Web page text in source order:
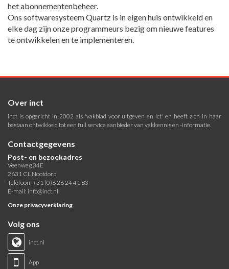
het abonnementenbeheer.
Ons softwaresysteem Quartz is in eigen huis ontwikkeld en
elke dag zijn onze programmeurs bezig om nieuwe features
te ontwikkelen en te implementeren.
Over inct
inct is opgericht in 2002 als 'vakblad voor uitgeven en ict' en heeft zich in haar
bestaan ontwikkeld tot een full service aanbieder van vakkennis en -informatie.
Contactgegevens
Post- en bezoekadres
Veenweg 34E
2631 CL Nootdorp
Telefoon: +31 (0)6 26 24 41 83
E-mail: info@inct.nl
Onze privacyverklaring
Volg ons
inct.nl
App